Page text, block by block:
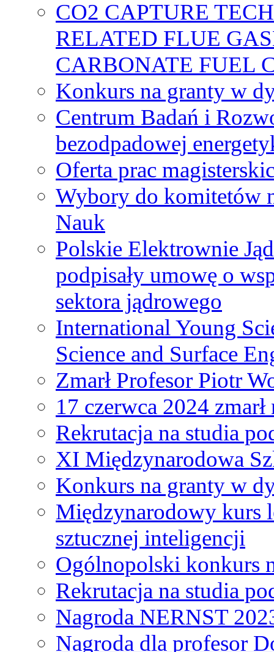
CO2 CAPTURE
RELATED FLUE
CARBONATE FUEL
Konkurs na granty w
Centrum Badań i
bezodpadowej
Oferta prac
Wybory do komitetów
Nauk
Polskie Elektrownie
podpisały umowę o
sektora jądrowego
International Young
Science and Surface
Zmarł Profesor Piotr
17 czerwca 2024
Rekrutacja na studia
XI Międzynarodowa
Konkurs na granty w
Międzynarodowy kurs
sztucznej inteligencji
Ogólnopolski konkurs
Rekrutacja na studia
Nagroda NERNST
Nagroda dla profesor